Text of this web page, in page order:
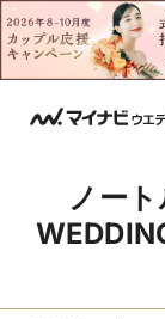
ノー